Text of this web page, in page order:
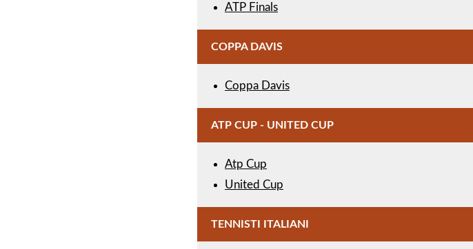
ATP Finals
COPPA DAVIS
Coppa Davis
ATP CUP - UNITED CUP
Atp Cup
United Cup
TENNISTI ITALIANI